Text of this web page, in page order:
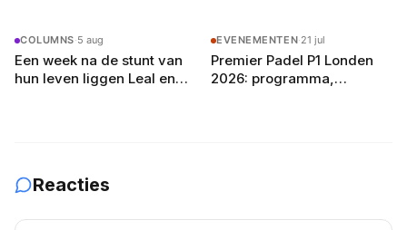
COLUMNS·5 aug
Een week na de stunt van
hun leven liggen Leal en
EVENEMENTEN·21 jul
Premier Padel P1 Londen
2026: programma,
Reacties